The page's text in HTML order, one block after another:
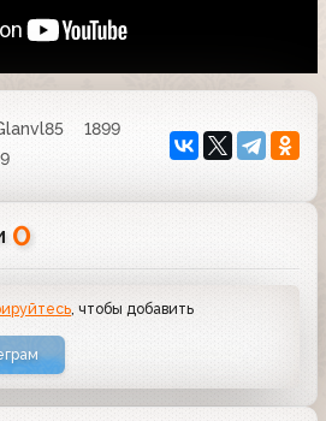
1899
0
, чтобы добавить